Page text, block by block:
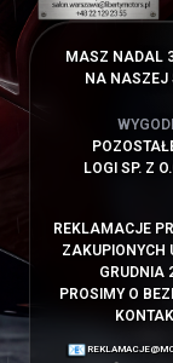
MASZ NADAL
NA NASZEJ
LOGI SP. Z
REKLAMACJE
ZAKUPIONYCH
GRUDNIA
PROSIMY O